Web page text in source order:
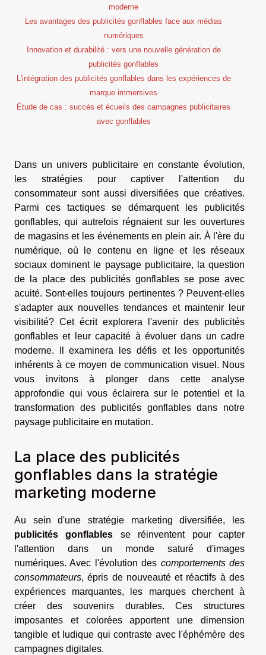
moderne
Les avantages des publicités gonflables face aux médias
numériques
Innovation et durabilité : vers une nouvelle génération de
publicités gonflables
L'intégration des publicités gonflables dans les expériences de
marque immersives
Étude de cas : succès et écueils des campagnes publicitaires
avec gonflables
Dans un univers publicitaire en constante évolution,
les stratégies pour captiver l'attention du
consommateur sont aussi diversifiées que créatives.
Parmi ces tactiques se démarquent les publicités
gonflables, qui autrefois régnaient sur les ouvertures
de magasins et les événements en plein air. À l'ère du
numérique, où le contenu en ligne et les réseaux
sociaux dominent le paysage publicitaire, la question
de la place des publicités gonflables se pose avec
acuité. Sont-elles toujours pertinentes ? Peuvent-elles
s'adapter aux nouvelles tendances et maintenir leur
visibilité? Cet écrit explorera l'avenir des publicités
gonflables et leur capacité à évoluer dans un cadre
moderne. Il examinera les défis et les opportunités
inhérents à ce moyen de communication visuel. Nous
vous invitons à plonger dans cette analyse
approfondie qui vous éclairera sur le potentiel et la
transformation des publicités gonflables dans notre
paysage publicitaire en mutation.
La place des publicités
gonflables dans la stratégie
marketing moderne
Au sein d'une stratégie marketing diversifiée, les
publicités gonflables se réinventent pour capter
l'attention dans un monde saturé d'images
numériques. Avec l'évolution des comportements des
consommateurs, épris de nouveauté et réactifs à des
expériences marquantes, les marques cherchent à
créer des souvenirs durables. Ces structures
imposantes et colorées apportent une dimension
tangible et ludique qui contraste avec l'éphémère des
campagnes digitales.